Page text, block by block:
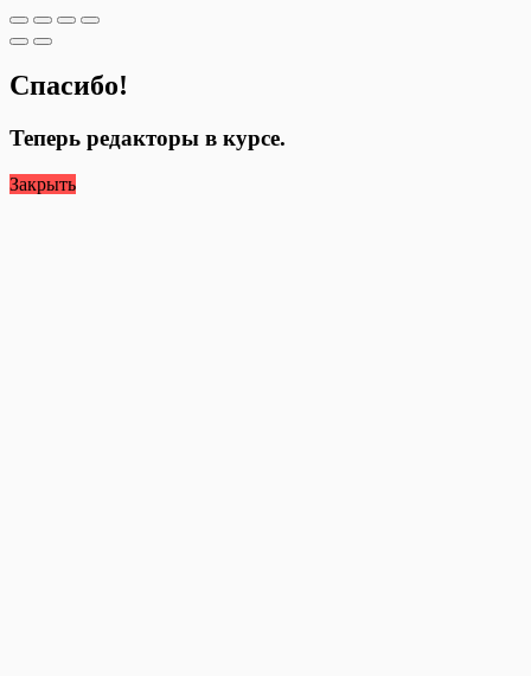
Спасибо!
Теперь редакторы в курсе.
Закрыть